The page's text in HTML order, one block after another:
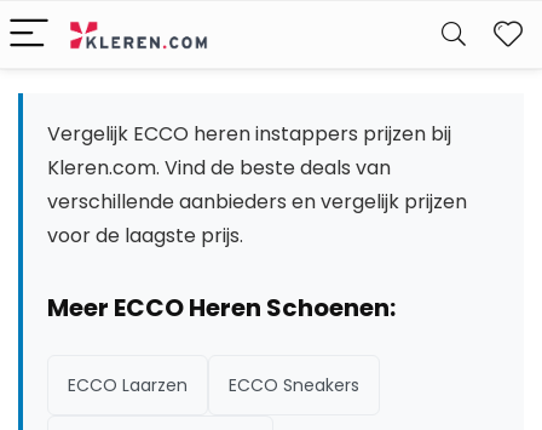
Vergelijk ECCO heren instappers prijzen bij
Kleren.com. Vind de beste deals van
verschillende aanbieders en vergelijk prijzen
voor de laagste prijs.
Meer ECCO Heren Schoenen:
ECCO Laarzen ECCO Sneakers